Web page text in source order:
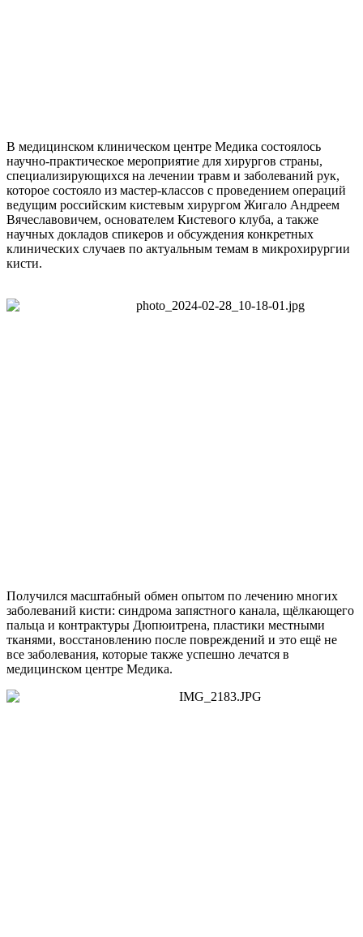
В медицинском клиническом центре Медика состоялось
научно-практическое мероприятие для хирургов страны,
специализирующихся на лечении травм и заболеваний рук,
которое состояло из мастер-классов с проведением операций
ведущим российским кистевым хирургом Жигало Андреем
Вячеславовичем, основателем Кистевого клуба, а также
научных докладов спикеров и обсуждения конкретных
клинических случаев по актуальным темам в микрохирургии
кисти.
Получился масштабный обмен опытом по лечению многих
заболеваний кисти: синдрома запястного канала, щёлкающего
пальца и контрактуры Дюпюитрена, пластики местными
тканями, восстановлению после повреждений и это ещё не
все заболевания, которые также успешно лечатся в
медицинском центре Медика.